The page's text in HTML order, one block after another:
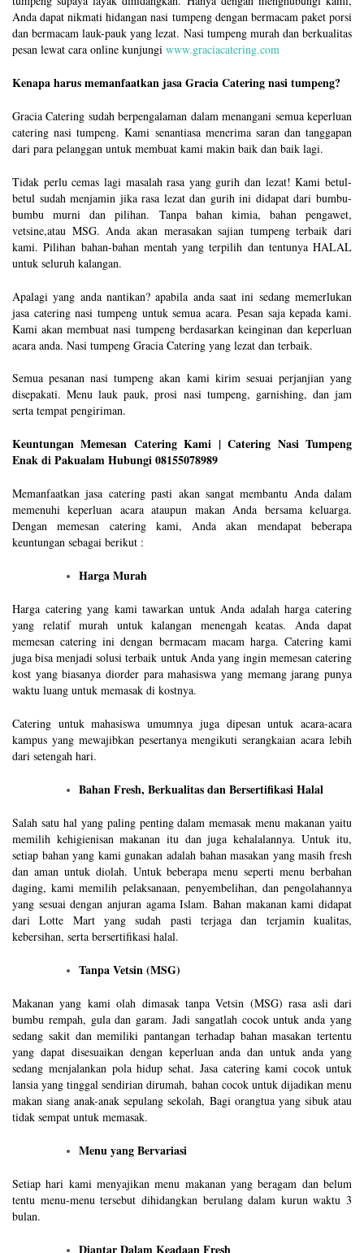
Anda dapat nikmati hidangan nasi tumpeng dengan bermacam paket porsi
dan bermacam lauk-pauk yang lezat. Nasi tumpeng murah dan berkualitas
pesan lewat cara online kunjungi www.graciacatering.com
Kenapa harus memanfaatkan jasa Gracia Catering nasi tumpeng?
Gracia Catering sudah berpengalaman dalam menangani semua keperluan
catering nasi tumpeng. Kami senantiasa menerima saran dan tanggapan
dari para pelanggan untuk membuat kami makin baik dan baik lagi.
Tidak perlu cemas lagi masalah rasa yang gurih dan lezat! Kami betul-
betul sudah menjamin jika rasa lezat dan gurih ini didapat dari bumbu-
bumbu murni dan pilihan. Tanpa bahan kimia, bahan pengawet,
vetsine,atau MSG. Anda akan merasakan sajian tumpeng terbaik dari
kami. Pilihan bahan-bahan mentah yang terpilih dan tentunya HALAL
untuk seluruh kalangan.
Apalagi yang anda nantikan? apabila anda saat ini sedang memerlukan
jasa catering nasi tumpeng untuk semua acara. Pesan saja kepada kami.
Kami akan membuat nasi tumpeng berdasarkan keinginan dan keperluan
acara anda. Nasi tumpeng Gracia Catering yang lezat dan terbaik.
Semua pesanan nasi tumpeng akan kami kirim sesuai perjanjian yang
disepakati. Menu lauk pauk, prosi nasi tumpeng, garnishing, dan jam
serta tempat pengiriman.
Keuntungan Memesan Catering Kami | Catering Nasi Tumpeng
Enak di Pakualam Hubungi 08155078989
Memanfaatkan jasa catering pasti akan sangat membantu Anda dalam
memenuhi keperluan acara ataupun makan Anda bersama keluarga.
Dengan memesan catering kami, Anda akan mendapat beberapa
keuntungan sebagai berikut :
Harga Murah
Harga catering yang kami tawarkan untuk Anda adalah harga catering
yang relatif murah untuk kalangan menengah keatas. Anda dapat
memesan catering ini dengan bermacam macam harga. Catering kami
juga bisa menjadi solusi terbaik untuk Anda yang ingin memesan catering
kost yang biasanya diorder para mahasiswa yang memang jarang punya
waktu luang untuk memasak di kostnya.
Catering untuk mahasiswa umumnya juga dipesan untuk acara-acara
kampus yang mewajibkan pesertanya mengikuti serangkaian acara lebih
dari setengah hari.
Bahan Fresh, Berkualitas dan Bersertifikasi Halal
Salah satu hal yang paling penting dalam memasak menu makanan yaitu
memilih kehigienisan makanan itu dan juga kehalalannya. Untuk itu,
setiap bahan yang kami gunakan adalah bahan masakan yang masih fresh
dan aman untuk diolah. Untuk beberapa menu seperti menu berbahan
daging, kami memilih pelaksanaan, penyembelihan, dan pengolahannya
yang sesuai dengan anjuran agama Islam. Bahan makanan kami didapat
dari Lotte Mart yang sudah pasti terjaga dan terjamin kualitas,
kebersihan, serta bersertifikasi halal.
Tanpa Vetsin (MSG)
Makanan yang kami olah dimasak tanpa Vetsin (MSG) rasa asli dari
bumbu rempah, gula dan garam. Jadi sangatlah cocok untuk anda yang
sedang sakit dan memiliki pantangan terhadap bahan masakan tertentu
yang dapat disesuaikan dengan keperluan anda dan untuk anda yang
sedang menjalankan pola hidup sehat. Jasa catering kami cocok untuk
lansia yang tinggal sendirian dirumah, bahan cocok untuk dijadikan menu
makan siang anak-anak sepulang sekolah, Bagi orangtua yang sibuk atau
tidak sempat untuk memasak.
Menu yang Bervariasi
Setiap hari kami menyajikan menu makanan yang beragam dan belum
tentu menu-menu tersebut dihidangkan berulang dalam kurun waktu 3
bulan.
Diantar Dalam Keadaan Fresh